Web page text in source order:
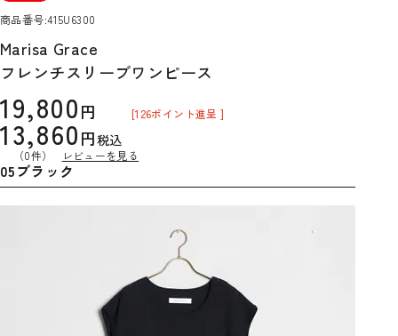
商品番号 415U6300
Marisa Grace
フレンチスリーブワンピース
19,800
13,860 税込
[126ポイント進呈 ]
（0件） レビューを見る
05ブラック